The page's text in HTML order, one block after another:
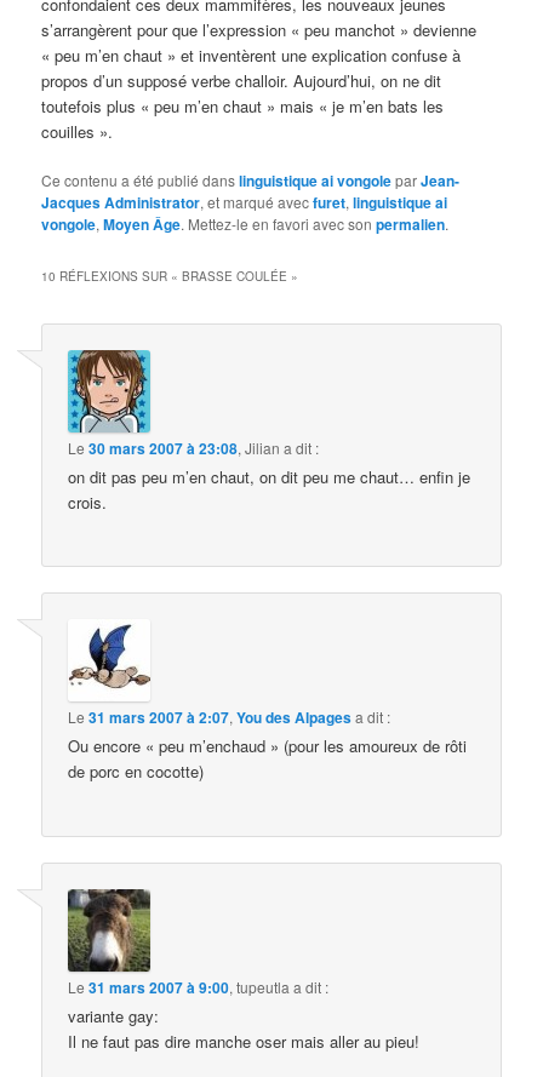
s’arrangèrent pour que l’expression « peu manchot » devienne
« peu m’en chaut » et inventèrent une explication confuse à
propos d’un supposé verbe challoir. Aujourd’hui, on ne dit
toutefois plus « peu m’en chaut » mais « je m’en bats les
couilles ».
Ce contenu a été publié danslinguistique ai vongoleparJean-
Jacques Administrator, et marqué avecfuret,linguistique ai
vongole,Moyen Âge. Mettez-le en favori avec sonpermalien.
10 RÉFLEXIONS SUR «BRASSE COULÉE »
Le30 mars 2007 à 23:08,Jilian a dit :
on dit pas peu m’en chaut, on dit peu me chaut… enfin je
crois.
Le31 mars 2007 à 2:07,You des Alpagesa dit :
Ou encore « peu m’enchaud » (pour les amoureux de rôti
de porc en cocotte)
Le31 mars 2007 à 9:00,tupeutla a dit :
variante gay:
Il ne faut pas dire manche oser mais aller au pieu!